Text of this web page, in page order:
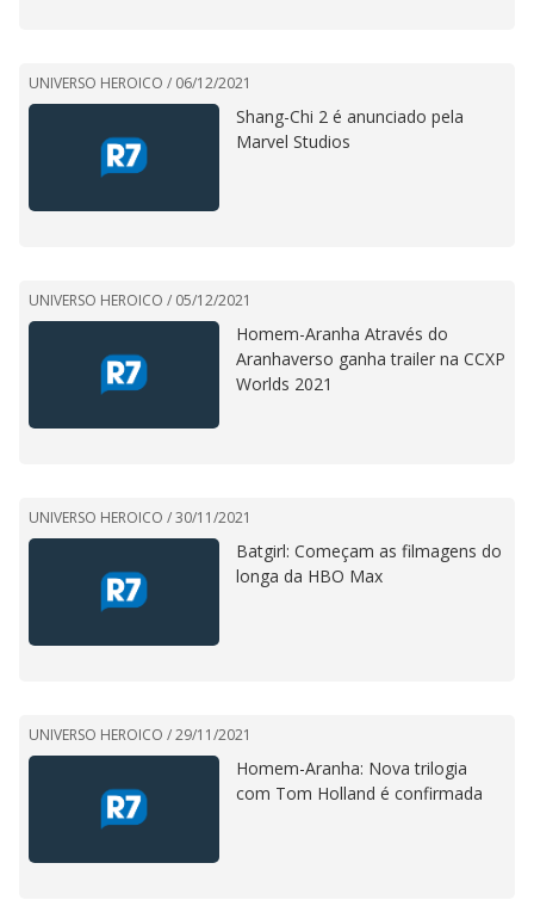
UNIVERSO HEROICO / 06/12/2021
Shang-Chi 2 é anunciado pela
Marvel Studios
UNIVERSO HEROICO / 05/12/2021
Homem-Aranha Através do
Aranhaverso ganha trailer na CCXP
Worlds 2021
UNIVERSO HEROICO /30/11/2021
Batgirl: Começam as filmagens do
longa da HBO Max
UNIVERSO HEROICO /29/11/2021
Homem-Aranha: Nova trilogia
com Tom Holland é confirmada